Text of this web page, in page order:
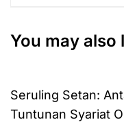
You may also
Seruling Setan:
Tuntunan Syariat